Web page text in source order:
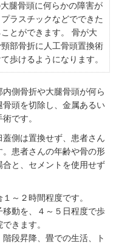
腿骨頭に何らかの障害が
ラスチックなどでできた
とができます。 骨が大
部骨折に人工骨頭置換術
歩けるようになります。
側骨折や大腿骨頭が何ら
頭を切除し、金属あるい
です。
側は置換せず、患者さん
患者さんの年齢や骨の形
と、セメントを使用せず
～２時間程度です。
動を、４～５日程度で歩
きます。
段昇降、畳での生活、ト